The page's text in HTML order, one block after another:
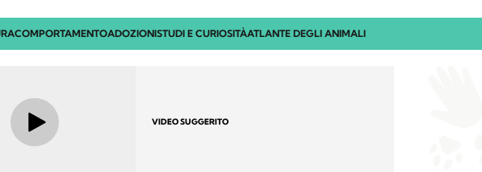
COMPORTAMENTOADOZIONISTUDI E CURIOSITÀATLANTE DEGLI ANIMALI
VIDEO SUGGERITO